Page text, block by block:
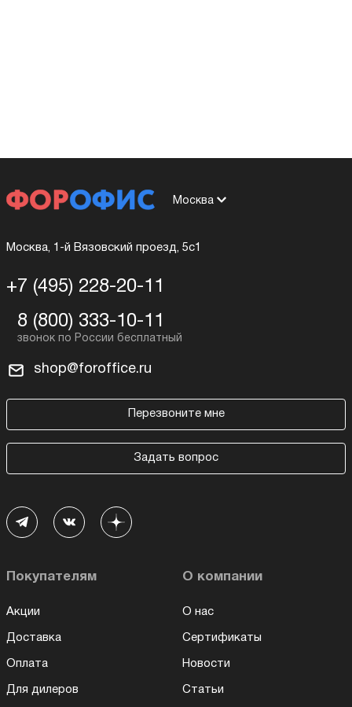
Москва
Москва, 1-й Вязовский проезд, 5с1
+7 (495) 228-20-11
8 (800) 333-10-11
shop@foroffice.ru
Перезвоните мне
Задать вопрос
Покупателям
Акции
Доставка
Оплата
Для дилеров
О компании
О нас
Сертификаты
Новости
Статьи